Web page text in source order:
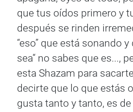
que tus oídos primero y
después se rinden
“eso” que está sonando
sea“ no sabes que es...,
esta Shazam para
decirte que lo que estás
gusta tanto y tanto, es